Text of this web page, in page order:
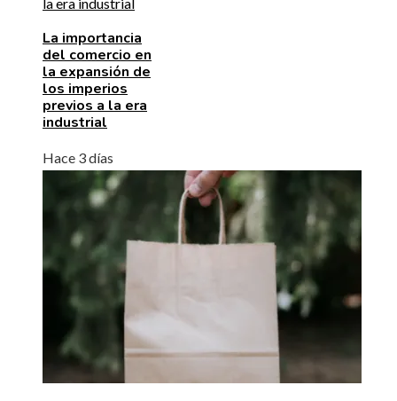
La importancia
del comercio en
la expansión de
los imperios
previos a la era
industrial
Hace 3 días